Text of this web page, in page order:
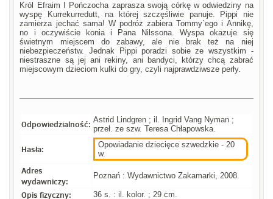
Król Efraim I Pończocha zaprasza swoją córkę w odwiedziny na
wyspę Kurrekurredutt, na której szczęśliwie panuje. Pippi nie
zamierza jechać sama! W podróż zabiera Tommy`ego i Annikę,
no i oczywiście konia i Pana Nilssona. Wyspa okazuje się
świetnym miejscem do zabawy, ale nie brak też na niej
niebezpieczeństw. Jednak Pippi poradzi sobie ze wszystkim -
niestraszne są jej ani rekiny, ani bandyci, którzy chcą zabrać
miejscowym dzieciom kulki do gry, czyli najprawdziwsze perły.
Odpowiedzialność: Astrid Lindgren ; il. Ingrid Vang Nyman ;
przeł. ze szw. Teresa Chłapowska.
Hasła:
Opowiadanie dziecięce szwedzkie - 20
w.
Adres
wydawniczy:
Poznań : Wydawnictwo Zakamarki, 2008.
Opis fizyczny: 36 s. : il. kolor. ; 29 cm.